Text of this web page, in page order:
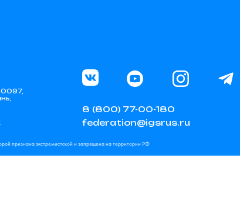
8 (800) 77-00-180
federation@igsrus.ru
признана экстремистской и запрещена на территории РФ